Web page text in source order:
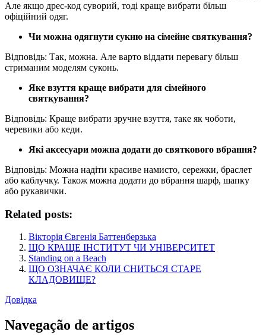
Але якщо дрес-код суворий, тоді краще вибрати більш
офіційний одяг.
Чи можна одягнути сукню на сімейне святкування?
Відповідь: Так, можна. Але варто віддати перевагу більш
стриманим моделям суконь.
Яке взуття краще вибрати для сімейного
святкування?
Відповідь: Краще вибрати зручне взуття, таке як чоботи,
черевики або кеди.
Які аксесуари можна додати до святкового вбрання?
Відповідь: Можна надіти красиве намисто, сережки, браслет
або каблучку. Також можна додати до вбрання шарф, шапку
або рукавички.
Related posts:
Вікторія Євгенія Баттенберзька
ЩО КРАЩЕ ІНСТИТУТ ЧИ УНІВЕРСИТЕТ
Standing on a Beach
ЩО ОЗНАЧАЄ КОЛИ СНИТЬСЯ СТАРЕ
КЛАДОВИЩЕ?
Довідка
Navegação de artigos